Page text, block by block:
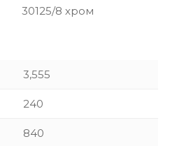
30125/8 хром
3,555
240
840